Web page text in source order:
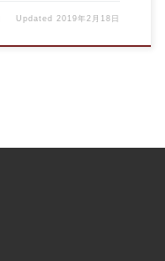
Updated2019年2月18日